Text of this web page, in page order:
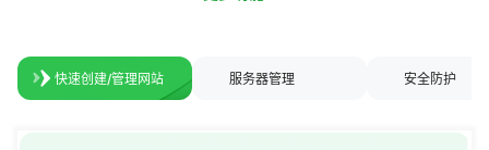
快速创建/管理网站 服务器管理 安全防护